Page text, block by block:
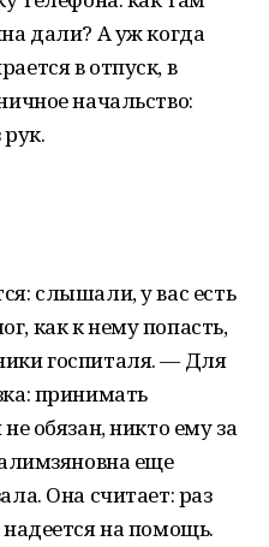
дали? А уж когда
в отпуск, в
начальство:
рук.
слышали, у вас есть
как к нему попасть,
госпиталя. — Для
принимать
обязан, никто ему за
еще
Она считает: раз
на помощь.